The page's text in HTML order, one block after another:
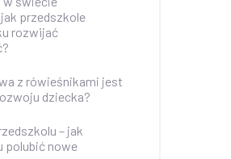
przedszkole
rozwijać
z rówieśnikami jest
dziecka?
– jak
polubić nowe